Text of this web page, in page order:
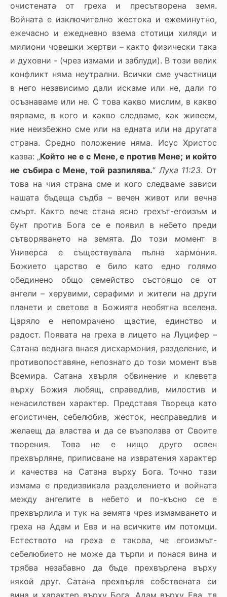
очистената от греха и пресътворена земя.
Войната е изключително жестока и ежеминутно,
ежечасно и ежедневно взема стотици хиляди и
милиони човешки жертви – както физически така
и духовни - (чрез измами и заблуди). В този велик
конфликт няма неутрални. Всички сме участници
в него независимо дали искаме или не, дали го
осъзнаваме или не. С това какво мислим, в какво
вярваме, в кого и какво следваме, как живеем,
ние неизбежно сме или на едната или на другата
страна. Средно положение няма. Исус Христос
казва: „Който не е с Мене, е против Мене; и който
не събира с Мене, той разпилява.“Лука 11:23. От
това на чия страна сме и кого следваме зависи
нашата бъдеща съдба – вечен живот или вечна
смърт. Както вече стана ясно грехът-егоизъм и
бунт против Бога се е появил в небето преди
сътворяването на земята. До този момент в
Универса е съществувала пълна хармония.
Божието царство е било като едно голямо
обединено общо семейство състоящо се от
ангели – херувими, серафими и жители на други
планети и светове в Божията необятна вселена.
Царяло е непомрачено щастие, единство и
радост. Появата на греха в лицето на Луцифер –
Сатана веднага внася дисхармония, разделение, и
противопоставяне, непознато до този момент във
Всемира. Сатана хвърля обвинение и клевета
върху Божия любящ, справедлив, милостив и
ненасилствен характер. Представя Твореца като
егоистичен, себелюбив, жесток, несправедлив и
желаещ да властва и да се възползва от Своите
творения. Това не е нищо друго освен
прехвърляне, приписване на извратения характер
и качества на Сатана върху Бога. Точно тази
измама е предизвикала разделението и войната
между ангелите в небето и по-късно се е
прехвърлила и тук на земята чрез измамването и
греха на Адам и Ева и на всичките им потомци.
Естеството на греха е такова, че егоизмът-
себелюбието не може да търпи и понася вина и
трябва незабавно да бъде прехвърлена върху
някой друг. Сатана прехвърля собствената си